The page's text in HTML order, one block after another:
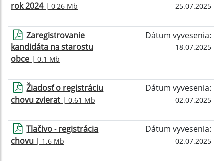
rok 2024| 0.26 Mb 25.07.2025
Zaregistrovanie
kandidáta na starostu
obce | 0.1 Mb
Dátum vyvesenia:
18.07.2025
Žiadosť o registráciu
chovu zvierat | 0.61 Mb
Dátum vyvesenia:
02.07.2025
Tlačivo - registrácia
chovu | 1.6 Mb
Dátum vyvesenia:
02.07.2025